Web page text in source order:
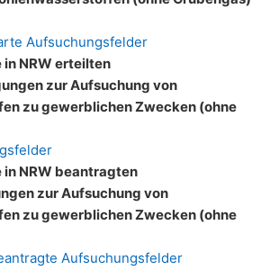
Aufsuchungsfelder
NRW erteilten
zur Aufsuchung von
zu gewerblichen Zwecken (ohne
NRW beantragten
zur Aufsuchung von
zu gewerblichen Zwecken (ohne
Aufsuchungsfelder